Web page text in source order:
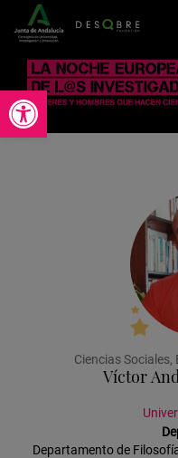
Abrir barra de herramientas
Ciencias Sociales,
Víctor
Departamento de